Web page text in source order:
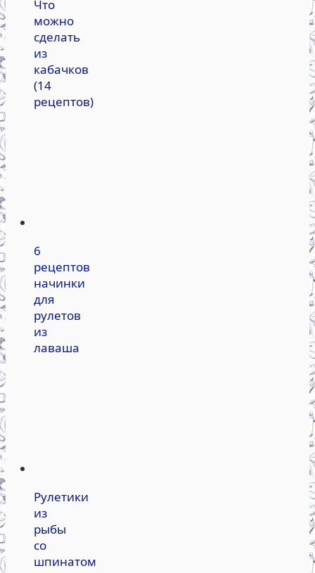
Что
можно
сделать
из
кабачков
(14
рецептов)
6
рецептов
начинки
для
рулетов
из
лаваша
Рулетики
из
рыбы
со
шпинатом